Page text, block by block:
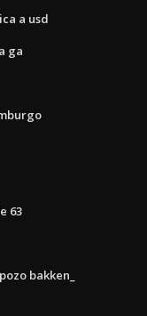
a usd
ga
63
bakken_